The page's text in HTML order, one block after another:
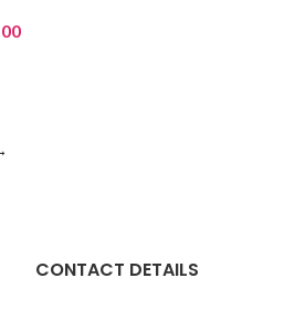
CONTACT DETAILS